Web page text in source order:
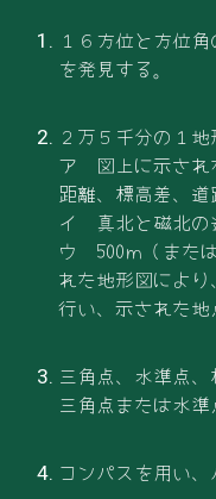
１６方位と方位
を発見する。
２万５千分の１
ア 図上に示され
距離、標高差、道
イ 真北と磁北の
ウ 500ｍ（また
れた地形図によ
行い、示された地
三角点、水準点、
三角点または水準
コンパスを用い、